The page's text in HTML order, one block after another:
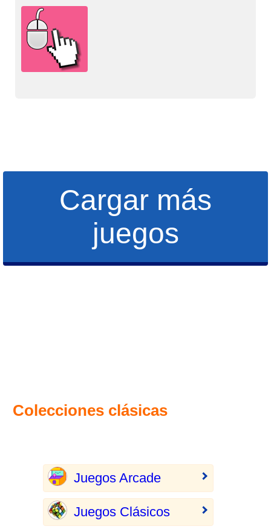
Cargar más
juegos
Colecciones clásicas
Juegos Arcade
Juegos Clásicos